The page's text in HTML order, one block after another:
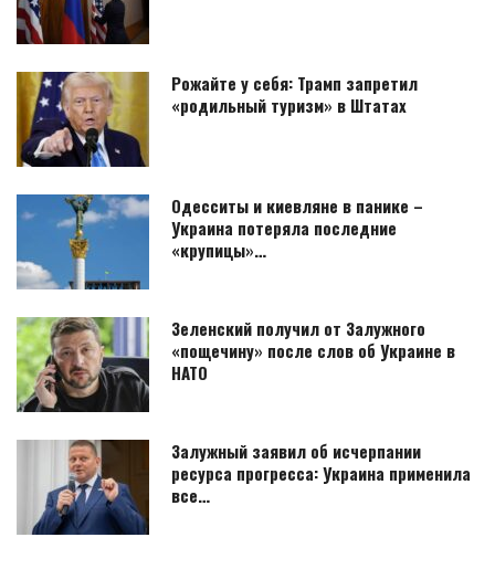
Рожайте у себя: Трамп запретил
«родильный туризм» в Штатах
Одесситы и киевляне в панике –
Украина потеряла последние
«крупицы»…
Зеленский получил от Залужного
«пощечину» после слов об Украине в
НАТО
Залужный заявил об исчерпании
ресурса прогресса: Украина применила
все…